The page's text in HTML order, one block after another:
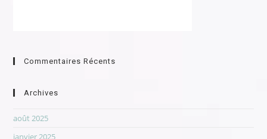
Commentaires Récents
Archives
août 2025
janvier 2025